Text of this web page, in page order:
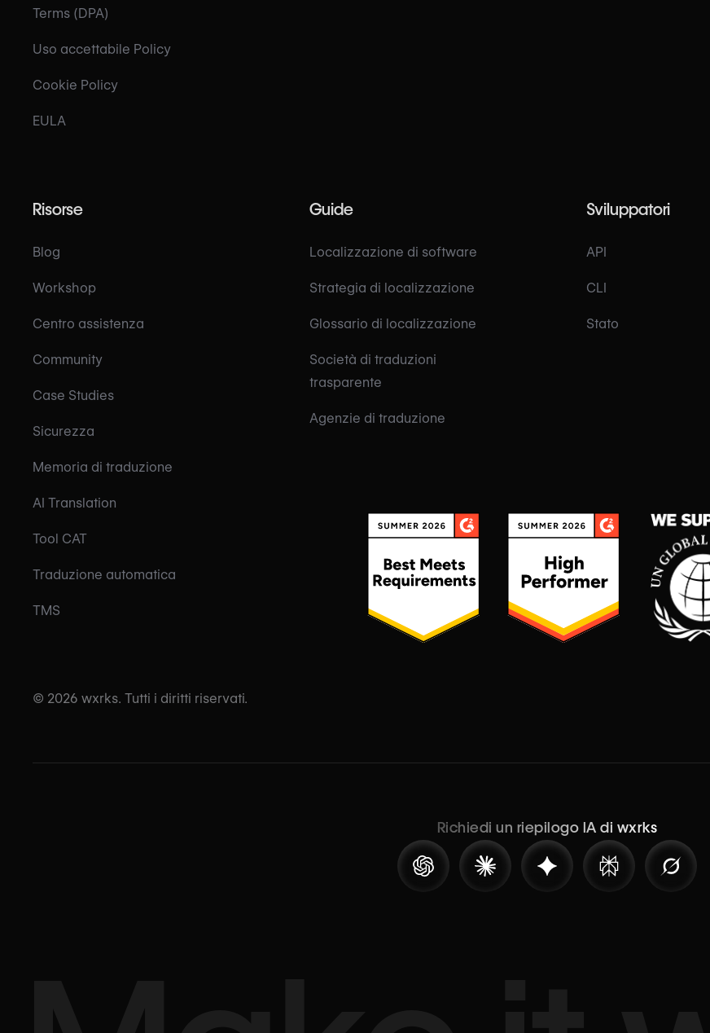
Terms (DPA)
Uso accettabile Policy
Cookie Policy
EULA
Risorse
Blog
Workshop
Centro assistenza
Community
Case Studies
Sicurezza
Memoria di traduzione
AI Translation
Tool CAT
Traduzione automatica
TMS
Guide
Localizzazione di software
Strategia di localizzazione
Glossario di localizzazione
Società di traduzioni
trasparente
Agenzie di traduzione
Sviluppatori
API
CLI
Stato
© 2026 wxrks. Tutti i diritti riservati.
Richiedi un riepilogo IA di wxrks